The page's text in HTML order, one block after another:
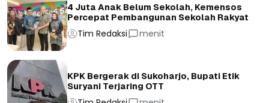
4 Juta Anak Belum Sekolah, Kemensos
Percepat Pembangunan Sekolah Rakyat
Tim Redaksi menit
KPK Bergerak di Sukoharjo, Bupati Etik
Suryani Terjaring OTT